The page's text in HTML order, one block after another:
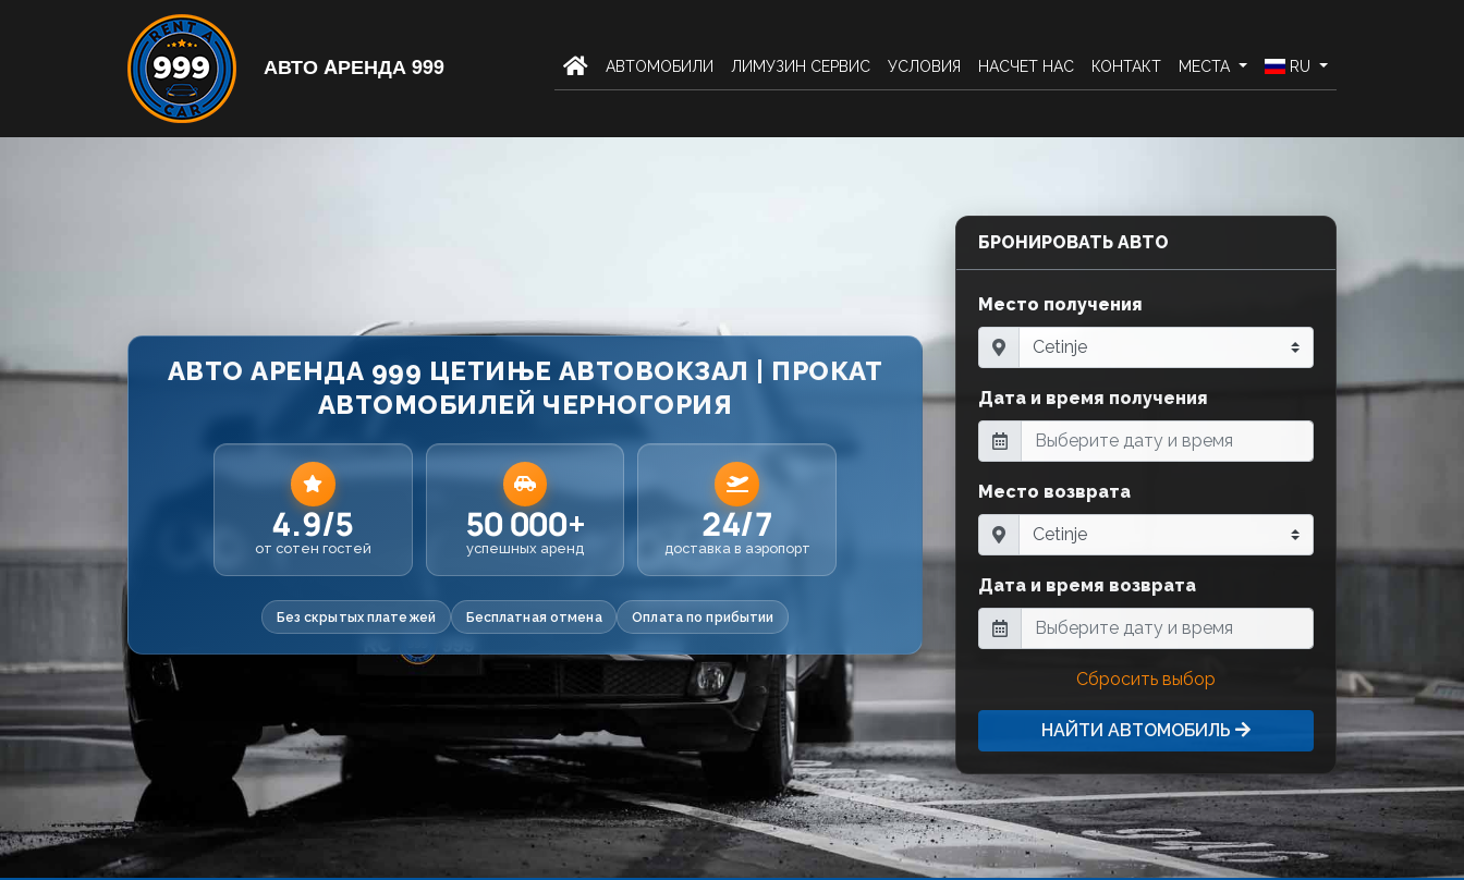
АВТО AРЕНДА 999 AВТОМОБИЛИ ЛИМУЗИН СЕРВИС УСЛОВИЯ НАСЧЕТ НАС КОНТАКТ МЕСТА RU
АВТО АРЕНДА 999 ЦЕТИЊЕ АВТОВОКЗАЛ | ПРОКАТ
АВТОМОБИЛЕЙ ЧЕРНОГОРИЯ
4.9/5
от сотен гостей
50 000+
успешных аренд
24/7
доставка в аэропорт
Без скрытых платежей Бесплатная отмена Оплата по прибытии
БРОНИРОВАТЬ АВТО
Место получения
Дата и время получения
Место возврата
Дата и время возврата
Сбросить выбор
НАЙТИ АВТОМОБИЛЬ